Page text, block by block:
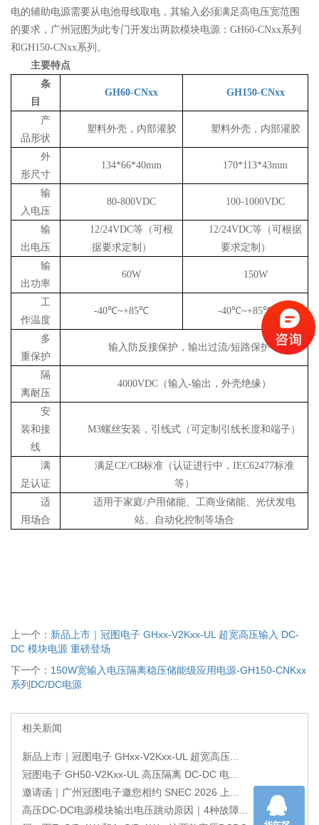
电的辅助电源需要从电池母线取电，其输入必须满足高电压宽范围
的要求，广州冠图为此专门开发出两款模块电源： GH60-CNxx系列
和GH150-CNxx系列。
主要特点
条
目
GH60-CNxx GH150-CNxx
产
品形状
塑料外壳，内部灌胶 塑料外壳，内部灌胶
外
形尺寸
134*66*40mm 170*113*43mm
输
入电压
80-800VDC 100-1000VDC
输
出电压
12/24VDC等（可根
据要求定制）
12/24VDC等（可根据
要求定制）
输
出功率
60W 150W
工
作温度
-40℃~+85℃ -40℃~+85℃
多
重保护
输入防反接保护，输出过流/短路保护等
隔
离耐压
4000VDC（输入-输出，外壳绝缘）
安
装和接
线
M3螺丝安装，引线式（可定制引线长度和端子）
满
足认证
满足CE/CB标准（认证进行中 ， IEC62477标准
等）
适
用场合
适用于家庭/户用储能、工商业储能、光伏发电
站、自动化控制等场合
上一个： 新品上市｜冠图电子 GHxx-V2Kxx-UL 超宽高压输入 DC-
DC 模块电源 重磅登场
下一个： 150W宽输入电压隔离稳压储能级应用电源-GH150-CNKxx
系列DC/DC电源
相关新闻
新品上市｜冠图电子 GHxx-V2Kxx-UL 超宽高压...
冠图电子 GH50-V2Kxx-UL 高压隔离 DC-DC 电...
邀请函｜广州冠图电子邀您相约 SNEC 2026 上...
高压DC-DC电源模块输出电压跳动原因｜4种故障...